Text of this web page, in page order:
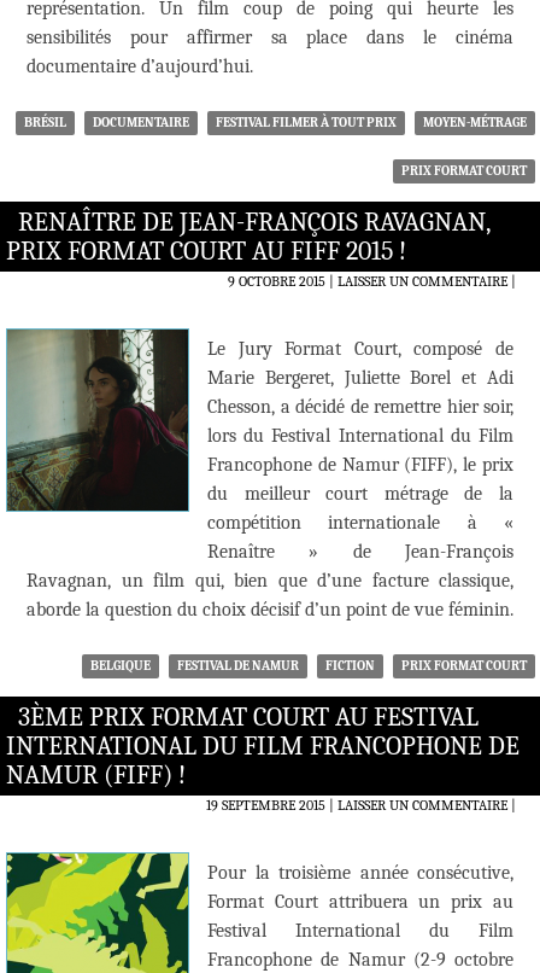
représentation. Un film coup de poing qui heurte les
sensibilités pour affirmer sa place dans le cinéma
documentaire d’aujourd’hui.
BRÉSIL DOCUMENTAIRE FESTIVAL FILMER À TOUT PRIX MOYEN-MÉTRAGE
PRIX FORMAT COURT
RENAÎTRE DE JEAN-FRANÇOIS RAVAGNAN,
PRIX FORMAT COURT AU FIFF 2015 !
9 OCTOBRE 2015 LAISSER UN COMMENTAIRE|
Le Jury Format Court, composé de
Marie Bergeret, Juliette Borel et Adi
Chesson, a décidé de remettre hier soir,
lors du Festival International du Film
Francophone de Namur (FIFF), le prix
du meilleur court métrage de la
compétition internationale à «
Renaître » de Jean-François
Ravagnan, un film qui, bien que d’une facture classique,
aborde la question du choix décisif d’un point de vue féminin.
BELGIQUE FESTIVAL DE NAMUR FICTION PRIX FORMAT COURT
3ÈME PRIX FORMAT COURT AU FESTIVAL
INTERNATIONAL DU FILM FRANCOPHONE DE
NAMUR (FIFF) !
19 SEPTEMBRE 2015 LAISSER UN COMMENTAIRE|
Pour la troisième année consécutive,
Format Court attribuera un prix au
Festival International du Film
Francophone de Namur (2-9 octobre